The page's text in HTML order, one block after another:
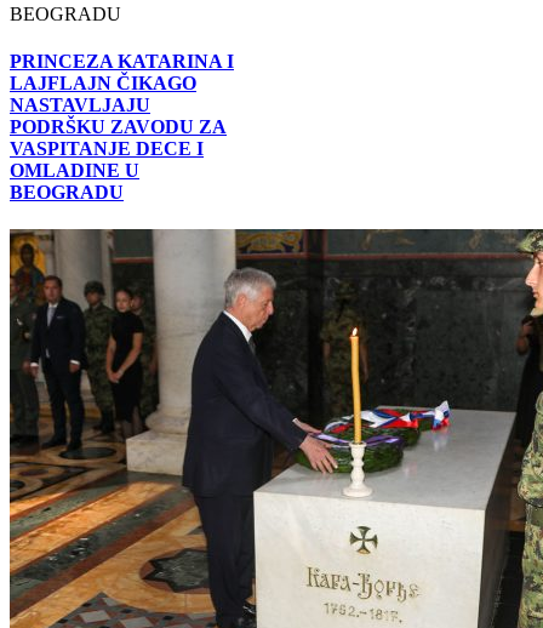
PRINCEZA KATARINA I
LAJFLAJN ČIKAGO
NASTAVLJAJU
PODRŠKU ZAVODU ZA
VASPITANJE DECE I
OMLADINE U
BEOGRADU